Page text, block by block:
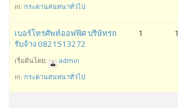
in: กระดานสนทนาทั่วไป
เบอร์โทรศัพท์ออฟฟิศ บริษัทรถ
รับจ้าง 0821513272
เริ่มต้นโดย:
admin
in: กระดานสนทนาทั่วไป
1 1